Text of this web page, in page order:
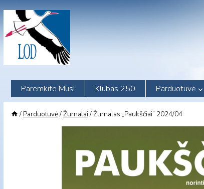
content
Paremkite Mus! Klubas 250 Parduotuvė
/ Parduotuvė/Žurnalai/Žurnalas „Paukščiai” 2024/04